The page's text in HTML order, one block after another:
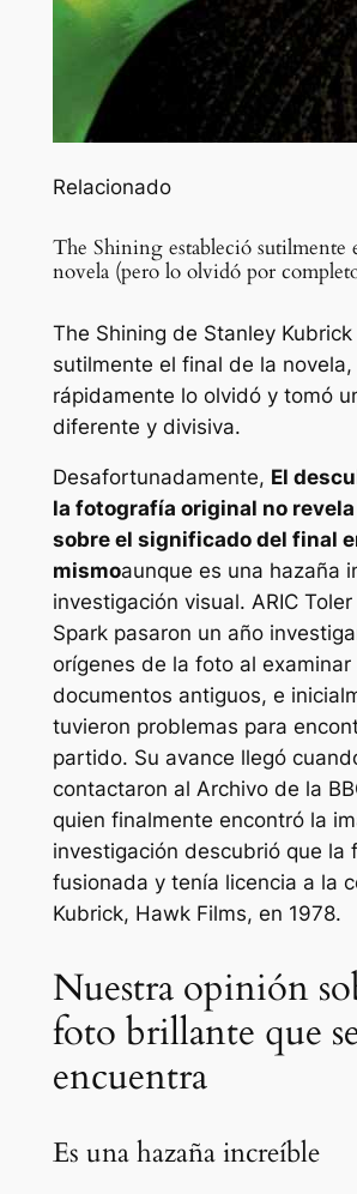
Relacionado
The Shining estableció sutilmente
novela (pero lo olvidó por
The Shining de Stanley
sutilmente el final de la novela,
rápidamente lo olvidó y tomó
diferente y divisiva.
Desafortunadamente, El
la fotografía original no
sobre el significado del final
mismoaunque es una hazaña
investigación visual. ARIC
Spark pasaron un año
orígenes de la foto al examinar
documentos antiguos, e
tuvieron problemas para
partido. Su avance llegó
contactaron al Archivo de la
quien finalmente encontró la
investigación descubrió que la
fusionada y tenía licencia a la
Kubrick, Hawk Films, en 1978.
Nuestra opinión
foto brillante que
encuentra
Es una hazaña increíble